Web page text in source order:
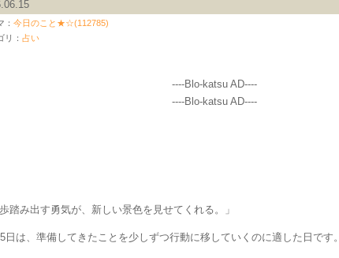
：今日のこと★☆(112785)
リ：占い
----Blo-katsu AD----
----Blo-katsu AD----
歩踏み出す勇気が、新しい景色を見せてくれる。」
日は、準備してきたことを少しずつ行動に移していくのに適した日です。